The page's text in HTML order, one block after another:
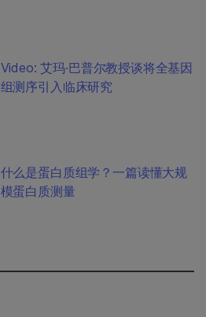
Video: 艾玛·巴普尔教授谈将全基因
组测序引入临床研究
什么是蛋白质组学？一篇读懂大规
模蛋白质测量